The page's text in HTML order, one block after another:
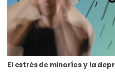
El estrés de minorías y la